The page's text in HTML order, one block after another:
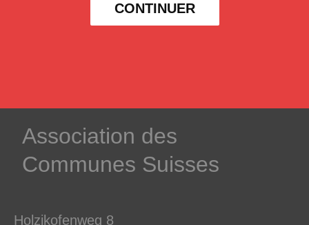
CONTINUER
­Association des­
Communes ­Suisses
Holzikofenweg 8